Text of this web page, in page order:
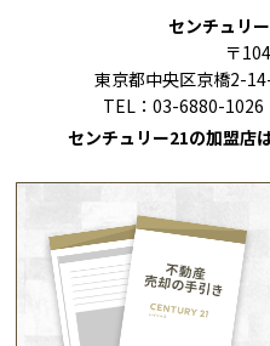
センチュリ
〒
東京都中央区京橋2-
TEL：03-6880-
センチュリー21の加盟店